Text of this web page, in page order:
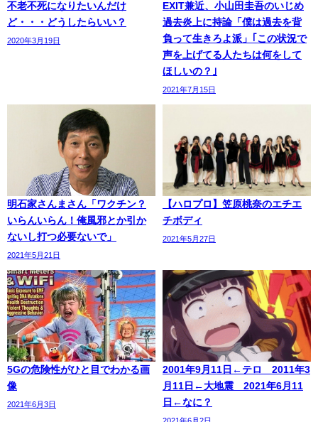
不老不死になりたいんだけ
ど・・・どうしたらいい？
2020年3月19日
EXIT兼近、小山田圭吾のいじめ
過去炎上に持論「僕は過去を背
負って生きろよ派」｢この状況で
声を上げてる人たちは何をして
ほしいの？｣
2021年7月15日
明石家さんまさん「ワクチン？
いらんいらん！俺風邪とか引か
ないし打つ必要ないで」
2021年5月21日
【ハロプロ】笠原桃奈のエチエ
チボディ
2021年5月27日
5Gの危険性がひと目でわかる画
像
2021年6月3日
2001年9月11日←テロ 2011年3
月11日←大地震 2021年6月11
日←なに？